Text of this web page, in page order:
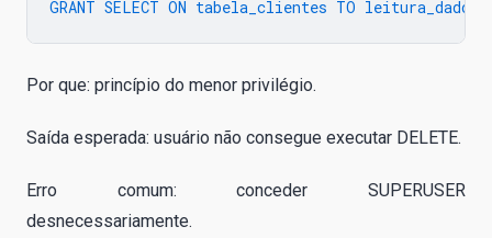
Por que: princípio do menor privilégio.
Saída esperada: usuário não consegue executar DELETE.
Erro comum: conceder SUPERUSER
desnecessariamente.